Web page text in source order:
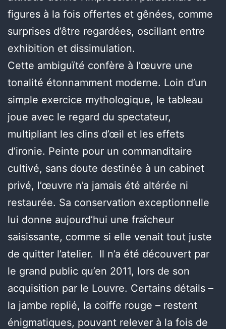
figures à la fois offertes et gênées, comme
surprises d’être regardées, oscillant entre
exhibition et dissimulation.
Cette ambiguïté confère à l’œuvre une
tonalité étonnamment moderne. Loin d’un
simple exercice mythologique, le tableau
joue avec le regard du spectateur,
multipliant les clins d’œil et les effets
d’ironie. Peinte pour un commanditaire
cultivé, sans doute destinée à un cabinet
privé, l’œuvre n’a jamais été altérée ni
restaurée. Sa conservation exceptionnelle
lui donne aujourd’hui une fraîcheur
saisissante, comme si elle venait tout juste
de quitter l’atelier. Il n’a été découvert par
le grand public qu’en 2011, lors de son
acquisition par le Louvre. Certains détails –
la jambe replié, la coiffe rouge – restent
énigmatiques, pouvant relever à la fois de